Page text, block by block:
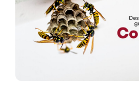
NEWSROOM
TARIFS
contenu